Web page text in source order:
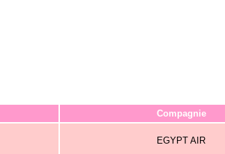
Compagnie
EGYPT AIR